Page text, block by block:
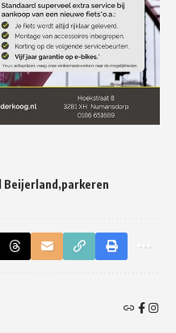
Beijerland parkeren